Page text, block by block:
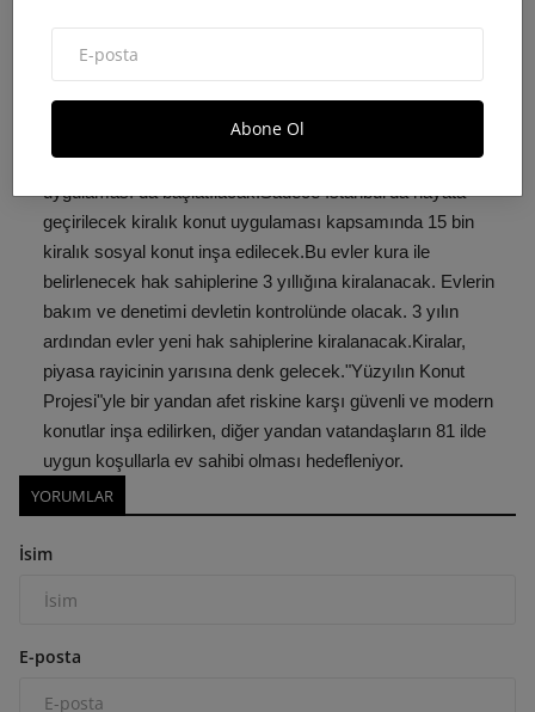
Abone Ol
önerilerini belirten mesajlar iletti.
Öte yandan İstanbul'daki yüksek kira artışlarını dengelemek
amacıyla TOKİ eliyle ilk kez "kiralık sosyal konut"
uygulaması da başlatılacak.Sadece İstanbul'da hayata
geçirilecek kiralık konut uygulaması kapsamında 15 bin
kiralık sosyal konut inşa edilecek.Bu evler kura ile
belirlenecek hak sahiplerine 3 yıllığına kiralanacak. Evlerin
bakım ve denetimi devletin kontrolünde olacak. 3 yılın
ardından evler yeni hak sahiplerine kiralanacak.Kiralar,
piyasa rayicinin yarısına denk gelecek."Yüzyılın Konut
Projesi"yle bir yandan afet riskine karşı güvenli ve modern
konutlar inşa edilirken, diğer yandan vatandaşların 81 ilde
uygun koşullarla ev sahibi olması hedefleniyor.
YORUMLAR
İsim
E-posta